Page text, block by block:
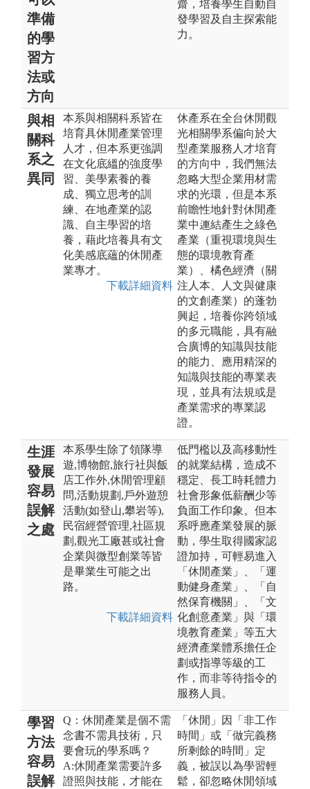
準備
的學
習方
法或
方向
齋，培養學生自動自
發學習及自主探索能
力。
與相
關科
系之
異同
本系與相關科系皆在
培育具休閒產業管理
人才，但本系更強調
在文化底縕的強度學
習、美學素養的養
成、獨立思考的訓
練、在地產業的認
識、自主學習的培
養，藉此培養具有文
化美感底蘊的休閒產
業專才。
下載詳細資料
休產系在全台休閒觀
光相關學系偏向於大
型產業服務人才培育
的方向中，我們無法
忽略大型企業用材需
求的光環，但是本系
前瞻性地針對休閒產
業中連結產生之綠色
產業（重視環境與生
態的環境教育產
業）、橘色經濟（關
注人本、人文與健康
的文創產業）的蓬勃
興起，培養你跨領域
的多元職能，具有融
合廣博的知識與技能
的能力、應用精深的
知識與技能的專業表
現，並具有法規或是
產業需求的專業認
證。
生涯
發展
容易
誤解
之處
本系學生除了領隊導
遊,博物館,旅行社與飯
店工作外,休閒管理顧
問,活動規劃,戶外遊憩
活動(如登山,攀岩等),
民宿經營管理,社區規
劃,觀光工廠甚或社會
企業與微型創業等皆
是畢業生可能之出
路。
下載詳細資料
低門檻以及高移動性
的就業結構，造成不
穩定、長工時耗體力
社會形象低薪酬少等
負面工作印象。但本
系呼應產業發展的脈
動，學生取得國家認
證加持，可輕易進入
「休閒產業」、「運
動健身產業」、「自
然保育機關」、「文
化創意產業」與「環
境教育產業」等五大
經濟產業體系擔任企
劃或指導等級的工
作，而非等待指令的
服務人員。
學習
方法
容易
誤解
Q：休閒產業是個不需
念書不需具技術，只
要會玩的學系嗎？
A:休閒產業需要許多
證照與技能，才能在
「休閒」因「非工作
時間」或「做完義務
所剩餘的時間」定
義，被誤以為學習輕
鬆，卻忽略休閒領域